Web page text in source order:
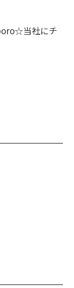
当社にチ